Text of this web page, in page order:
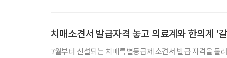
치매소견서 발급자격 놓고 의료계와 한의계 '
7월부터 신설되는 치매특별등급제 소견서 발급 자격을 둘러싸고